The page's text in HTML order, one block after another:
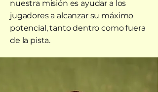
nuestra misión es ayudar a los
jugadores a alcanzar su máximo
potencial, tanto dentro como fuera
de la pista.